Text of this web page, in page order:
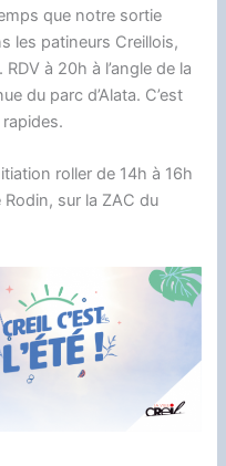
que notre sortie
les patineurs Creillois,
à 20h à l’angle de la
du parc d’Alata. C’est
roller de 14h à 16h
sur la ZAC du